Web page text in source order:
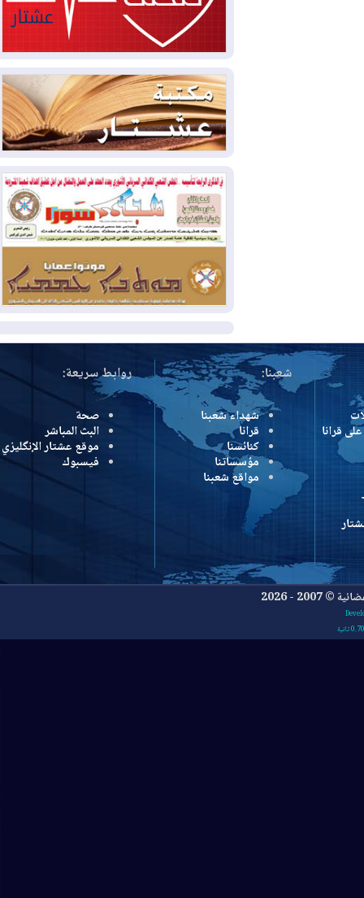
2026-08-02
مشروع "حسابي" يُمهل
الموظفين حتى نهاية أغسطس لاستلام
بطاقاتهم المصرفية
2026-08-02دمشق وعمّان تحذران بغداد:
أي هجوم من أراضي العراق سيواجه برد
2026-08-02ترامب: الولايات المتحدة
وإسرائيل تعلقان شن ضربات على إيران
2026-08-01
تقرير: الولايات المتحدة تسحب
منظومة باتريوت الدفاعية من أربيل
2026-08-01
النفط: اتفاقية ثلاثية لاستئناف
التصدير عبر جيهان بطاقة 750 ألف برميل
يومياً
المزيد
شعبنا:
شهداء شعبنا
قرانا
كنائسنا
مؤسساتنا
مواقع شعبنا
روابط سريعة:
صحة
البث المباشر
موقع عشتار الإنگليزي
فيسبوك
2026